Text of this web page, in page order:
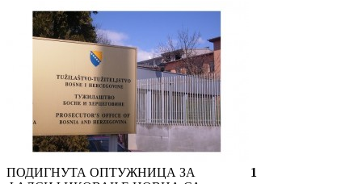
ПОДИГНУТА ОПТУЖНИЦА ЗА
1